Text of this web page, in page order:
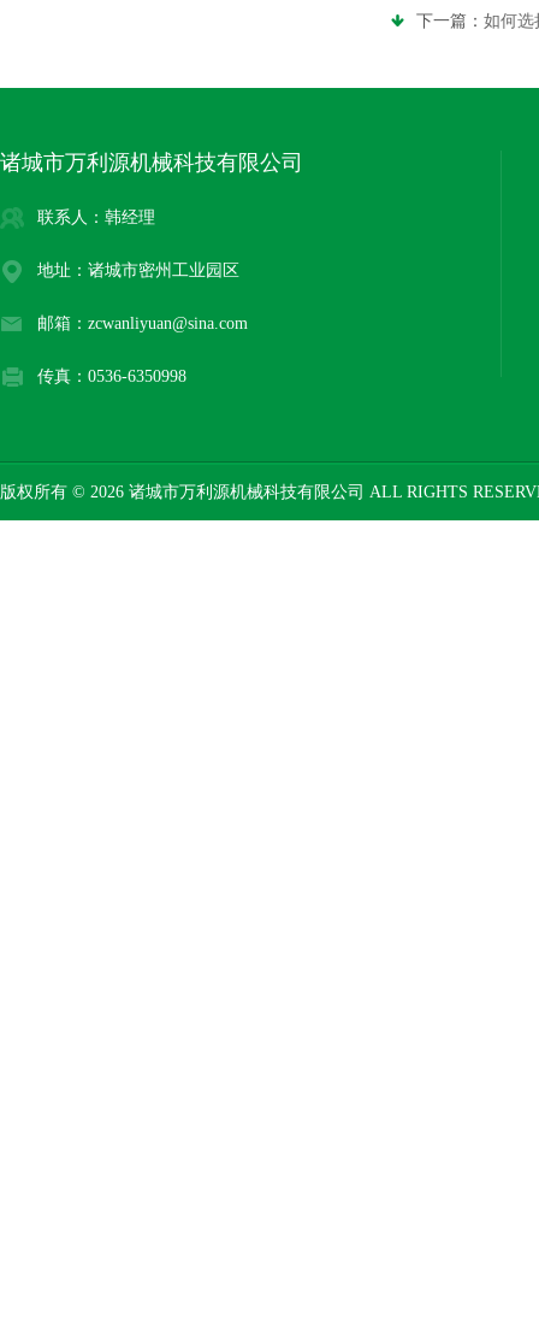
下一篇： 如何选
诸城市万利源机械科技有限公司
联系人：韩经理
地址：诸城市密州工业园区
邮箱：zcwanliyuan@sina.com
传真：0536-6350998
版权所有 © 2026 诸城市万利源机械科技有限公司 ALL RIGHTS